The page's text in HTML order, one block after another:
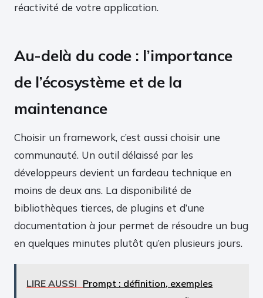
réactivité de votre application.
Au-delà du code : l’importance
de l’écosystème et de la
maintenance
Choisir un framework, c’est aussi choisir une
communauté. Un outil délaissé par les
développeurs devient un fardeau technique en
moins de deux ans. La disponibilité de
bibliothèques tierces, de plugins et d’une
documentation à jour permet de résoudre un bug
en quelques minutes plutôt qu’en plusieurs jours.
LIRE AUSSI Prompt : définition, exemples